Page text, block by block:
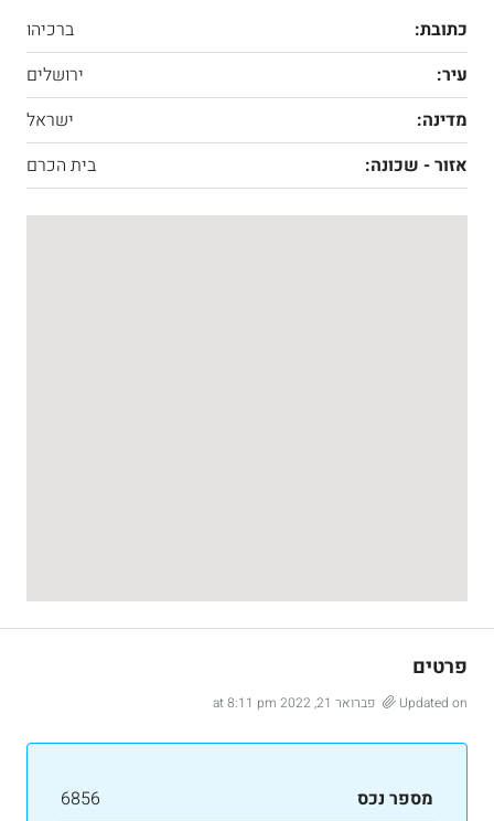
כתובת:
ברכיהו
עיר:
ירושלים
מדינה:
ישראל
אזור - שכונה:
בית הכרם
פרטים
Updated on פברואר 21, 2022 at 8:11 pm
מספר נכס
6856